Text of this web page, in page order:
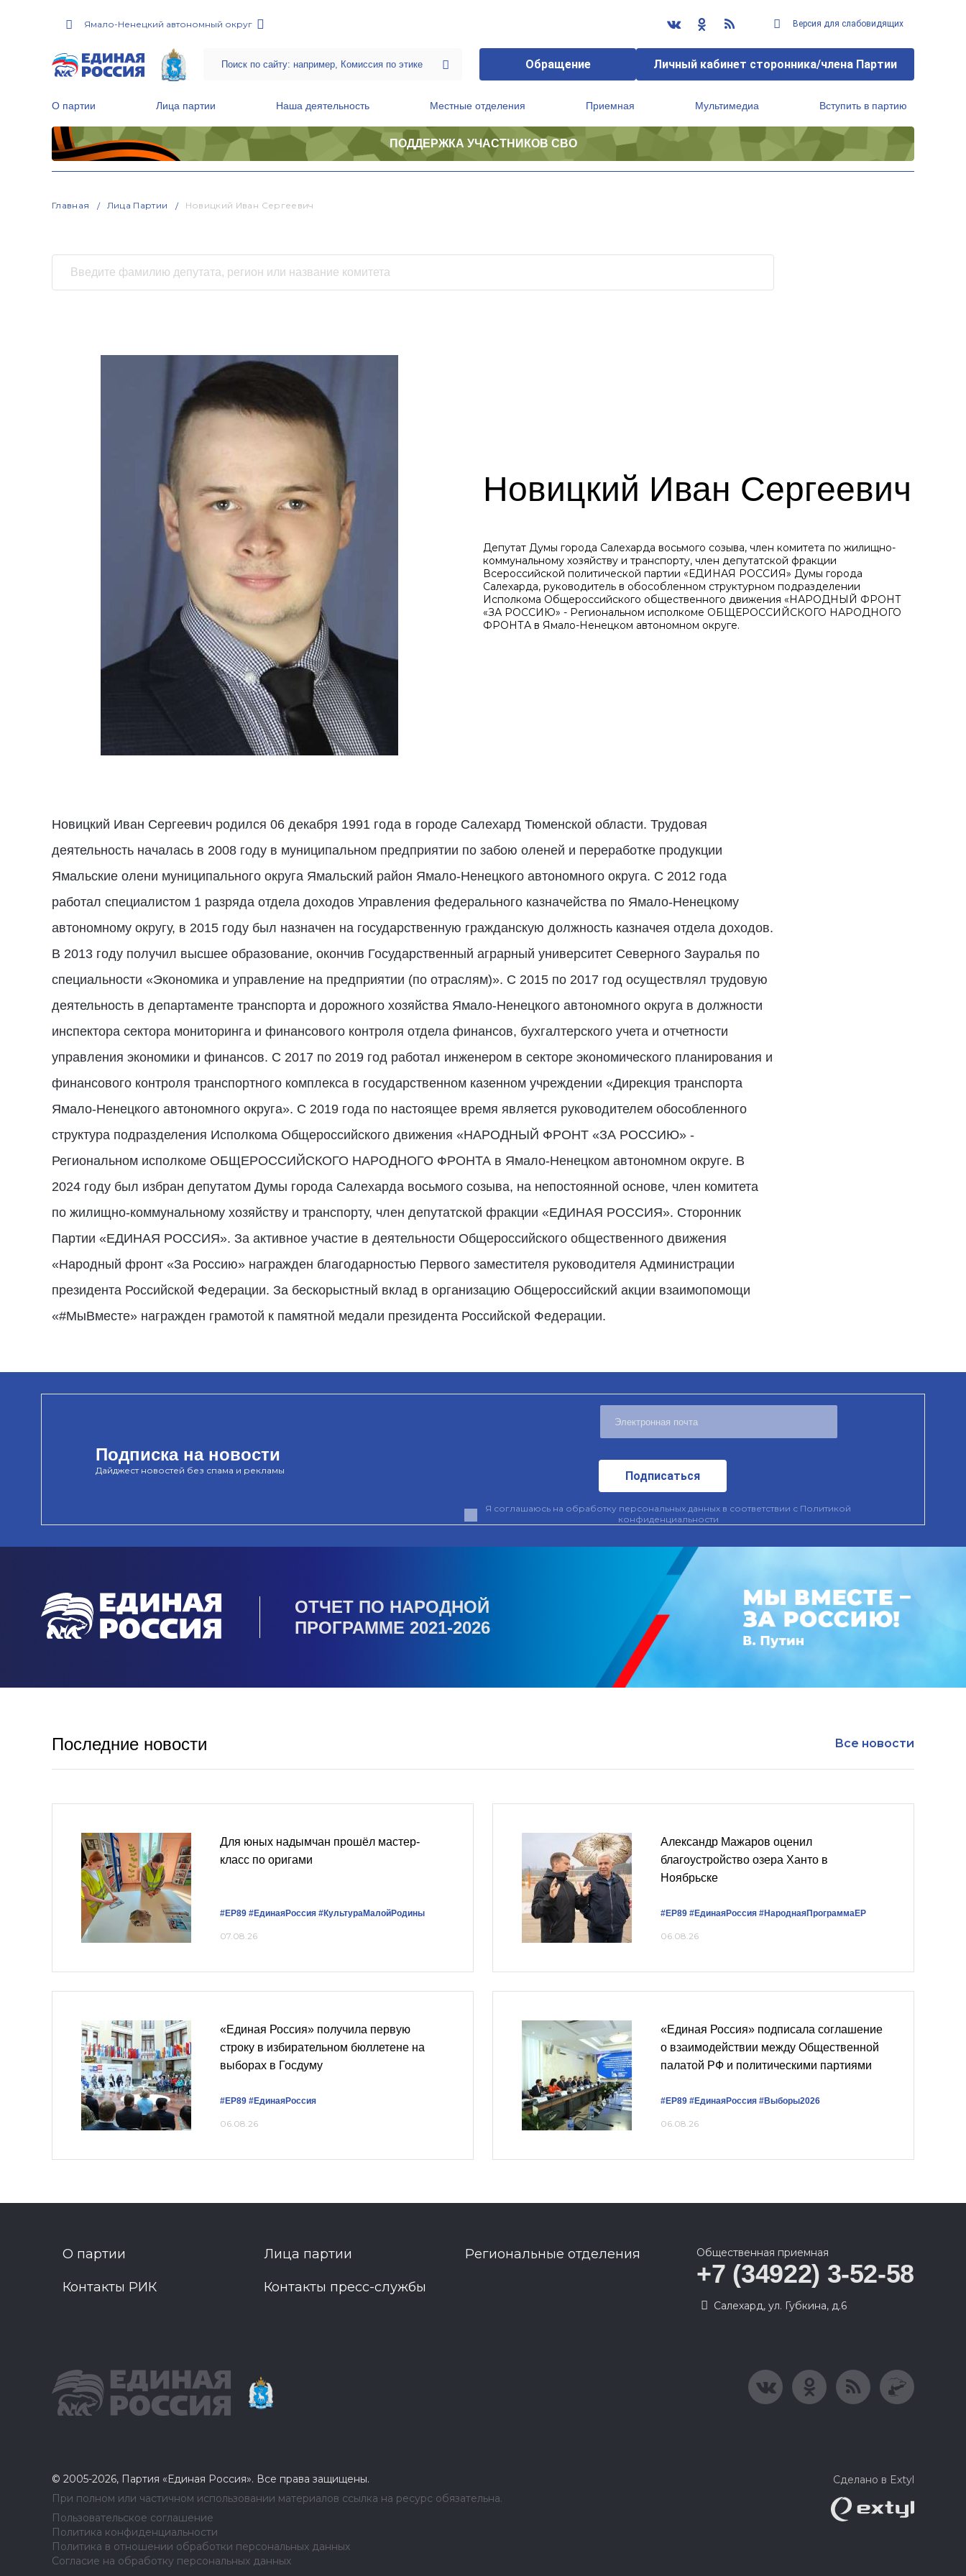
Ямало-Ненецкий автономный округ Версия для слабовидящих
Обращение Личный кабинет сторонника/члена Партии
О партии Лица партии Наша деятельность Местные отделения Приемная Мультимедиа Вступить в партию
ПОДДЕРЖКА УЧАСТНИКОВ СВО
Главная Лица Партии Новицкий Иван Сергеевич
Новицкий Иван Сергеевич
Депутат Думы города Салехарда восьмого созыва, член комитета по жилищно-
коммунальному хозяйству и транспорту, член депутатской фракции
Всероссийской политической партии «ЕДИНАЯ РОССИЯ» Думы города
Салехарда, руководитель в обособленном структурном подразделении
Исполкома Общероссийского общественного движения «НАРОДНЫЙ ФРОНТ
«ЗА РОССИЮ» - Региональном исполкоме ОБЩЕРОССИЙСКОГО НАРОДНОГО
ФРОНТА в Ямало-Ненецком автономном округе.
Новицкий Иван Сергеевич родился 06 декабря 1991 года в городе Салехард Тюменской области. Трудовая
деятельность началась в 2008 году в муниципальном предприятии по забою оленей и переработке продукции
Ямальские олени муниципального округа Ямальский район Ямало-Ненецкого автономного округа. С 2012 года
работал специалистом 1 разряда отдела доходов Управления федерального казначейства по Ямало-Ненецкому
автономному округу, в 2015 году был назначен на государственную гражданскую должность казначея отдела доходов.
В 2013 году получил высшее образование, окончив Государственный аграрный университет Северного Зауралья по
специальности «Экономика и управление на предприятии (по отраслям)». С 2015 по 2017 год осуществлял трудовую
деятельность в департаменте транспорта и дорожного хозяйства Ямало-Ненецкого автономного округа в должности
инспектора сектора мониторинга и финансового контроля отдела финансов, бухгалтерского учета и отчетности
управления экономики и финансов. С 2017 по 2019 год работал инженером в секторе экономического планирования и
финансового контроля транспортного комплекса в государственном казенном учреждении «Дирекция транспорта
Ямало-Ненецкого автономного округа». С 2019 года по настоящее время является руководителем обособленного
структура подразделения Исполкома Общероссийского движения «НАРОДНЫЙ ФРОНТ «ЗА РОССИЮ» -
Региональном исполкоме ОБЩЕРОССИЙСКОГО НАРОДНОГО ФРОНТА в Ямало-Ненецком автономном округе. В
2024 году был избран депутатом Думы города Салехарда восьмого созыва, на непостоянной основе, член комитета
по жилищно-коммунальному хозяйству и транспорту, член депутатской фракции «ЕДИНАЯ РОССИЯ». Сторонник
Партии «ЕДИНАЯ РОССИЯ». За активное участие в деятельности Общероссийского общественного движения
«Народный фронт «За Россию» награжден благодарностью Первого заместителя руководителя Администрации
президента Российской Федерации. За бескорыстный вклад в организацию Общероссийский акции взаимопомощи
«#МыВместе» награжден грамотой к памятной медали президента Российской Федерации.
Подписка на новости
Дайджест новостей без спама и рекламы Подписаться
Я соглашаюсь на обработку персональных данных в соответствии с Политикой
конфиденциальности
ОТЧЕТ ПО НАРОДНОЙ
ПРОГРАММЕ 2021-2026
Последние новости Все новости
Для юных надымчан прошёл мастер-
класс по оригами
#ЕР89 #ЕдинаяРоссия #КультураМалойРодины
07.08.26
Александр Мажаров оценил
благоустройство озера Ханто в
Ноябрьске
#ЕР89 #‎ЕдинаяРоссия #НароднаяПрограммаЕР
06.08.26
«Единая Россия» получила первую
строку в избирательном бюллетене на
выборах в Госдуму
#ЕР89 #‎ЕдинаяРоссия
06.08.26
«Единая Россия» подписала соглашение
о взаимодействии между Общественной
палатой РФ и политическими партиями
#ЕР89 #ЕдинаяРоссия #Выборы2026
06.08.26
О партии Лица партии Региональные отделения
Контакты РИК Контакты пресс-службы
Общественная приемная
+7 (34922) 3-52-58
Салехард, ул. Губкина, д.6
© 2005-2026, Партия «Единая Россия». Все права защищены.
При полном или частичном использовании материалов ссылка на ресурс обязательна.
Пользовательское соглашение
Политика конфиденциальности
Политика в отношении обработки персональных данных
Согласие на обработку персональных данных
Сделано в Extyl